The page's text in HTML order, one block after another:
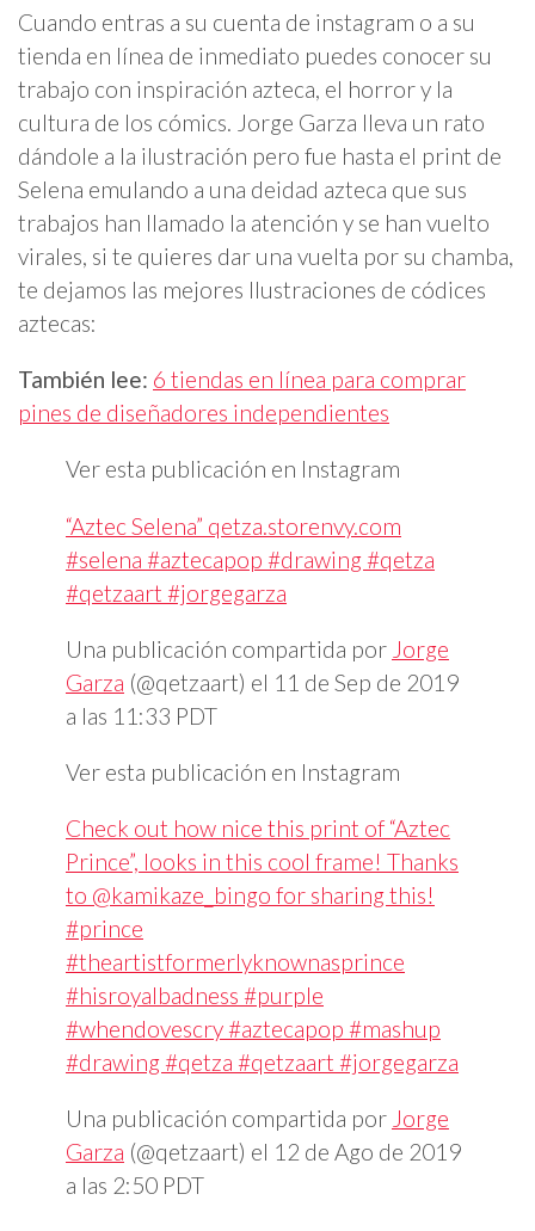
Cuando entras a su cuenta de instagram o a su
tienda en línea de inmediato puedes conocer su
trabajo con inspiración azteca, el horror y la
cultura de los cómics. Jorge Garza lleva un rato
dándole a la ilustración pero fue hasta el print de
Selena emulando a una deidad azteca que sus
trabajos han llamado la atención y se han vuelto
virales, si te quieres dar una vuelta por su chamba,
te dejamos las mejores Ilustraciones de códices
aztecas:
También lee: 6 tiendas en línea para comprar
pines de diseñadores independientes
Ver esta publicación en Instagram
“Aztec Selena” qetza.storenvy.com
#selena #aztecapop #drawing #qetza
#qetzaart #jorgegarza
Una publicación compartida por Jorge
Garza (@qetzaart) el 11 de Sep de 2019
a las 11:33 PDT
Ver esta publicación en Instagram
Check out how nice this print of “Aztec
Prince”, looks in this cool frame! Thanks
to @kamikaze_bingo for sharing this!
#prince
#theartistformerlyknownasprince
#hisroyalbadness #purple
#whendovescry #aztecapop #mashup
#drawing #qetza #qetzaart #jorgegarza
Una publicación compartida por Jorge
Garza (@qetzaart) el 12 de Ago de 2019
a las 2:50 PDT